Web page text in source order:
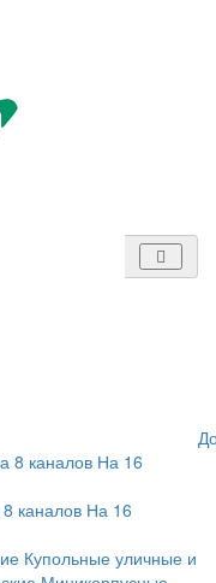
8 каналов На 16
каналов На 16
Купольные уличные и